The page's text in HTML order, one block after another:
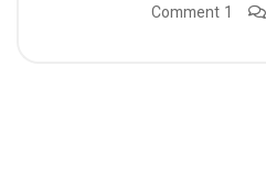
1 Comment